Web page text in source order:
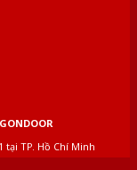
tại TP. Hồ Chí Minh